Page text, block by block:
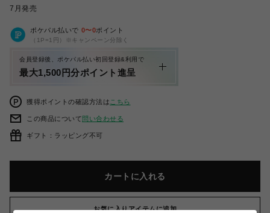
7月発売
ポケパル払いで 0〜0ポイント
（1P=1円）※キャンペーン分除く
会員登録後、ポケパル払い初回登録&利用で
最大1,500円分ポイント進呈
獲得ポイントの確認方法は こちら
この商品について問い合わせる
ギフト：ラッピング不可
カートに入れる
お気に入りアイテムに追加